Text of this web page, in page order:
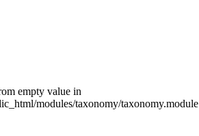
empty value in
modules/taxonomy/taxonomy.module